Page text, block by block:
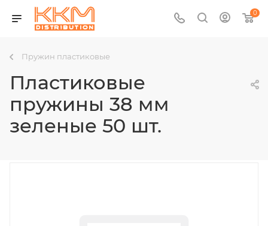
0
Пружин пластиковые
Пластиковые
пружины 38 мм
зеленые 50 шт.